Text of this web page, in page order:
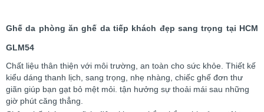
Ghế da phòng ăn ghế da tiếp khách đẹp sang trọng tại HCM
GLM54
Chất liệu thân thiện với môi trường, an toàn cho sức khỏe. Thiết kế
kiểu dáng thanh lịch, sang trọng, nhẹ nhàng, chiếc ghế đơn thư
giãn giúp bạn gạt bỏ mệt mỏi. tận hưởng sự thoải mái sau những
giờ phút căng thẳng.